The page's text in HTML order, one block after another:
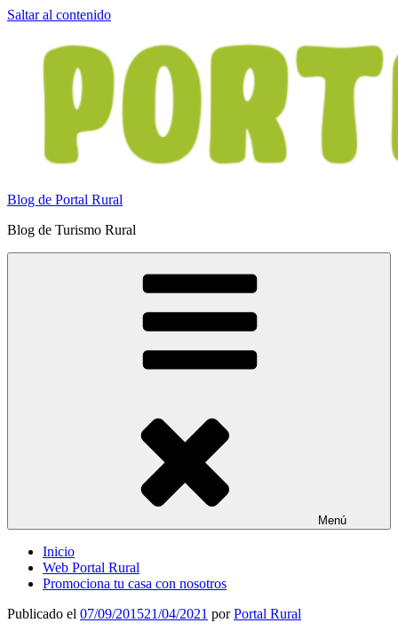
Saltar al contenido
Blog de Portal Rural
Blog de Turismo Rural
Menú
Inicio
Web Portal Rural
Promociona tu casa con nosotros
Publicado el 07/09/201521/04/2021 porPortal Rural